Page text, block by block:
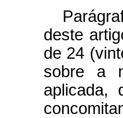
deste
de 24
sobre a
aplicada,